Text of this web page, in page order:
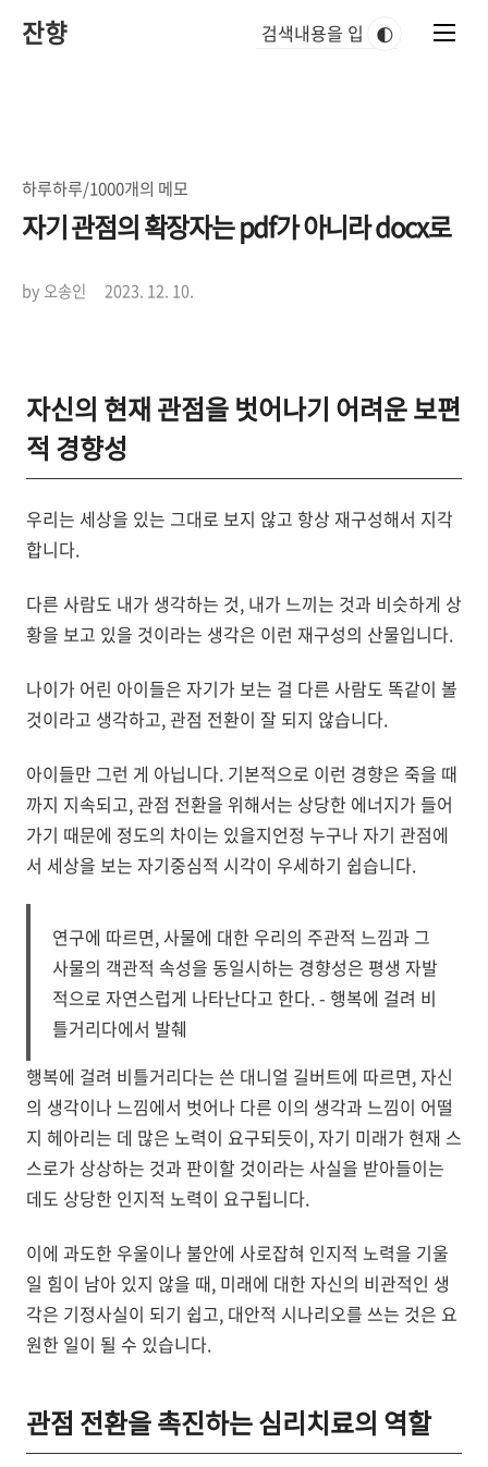
잔향 🌓
하루하루/1000개의 메모
자기 관점의 확장자는 pdf가 아니라 docx로
by 오송인 2023. 12. 10.
자신의 현재 관점을 벗어나기 어려운 보편
적 경향성
우리는 세상을 있는 그대로 보지 않고 항상 재구성해서 지각
합니다.
다른 사람도 내가 생각하는 것, 내가 느끼는 것과 비슷하게 상
황을 보고 있을 것이라는 생각은 이런 재구성의 산물입니다.
나이가 어린 아이들은 자기가 보는 걸 다른 사람도 똑같이 볼
것이라고 생각하고, 관점 전환이 잘 되지 않습니다.
아이들만 그런 게 아닙니다. 기본적으로 이런 경향은 죽을 때
까지 지속되고, 관점 전환을 위해서는 상당한 에너지가 들어
가기 때문에 정도의 차이는 있을지언정 누구나 자기 관점에
서 세상을 보는 자기중심적 시각이 우세하기 쉽습니다.
연구에 따르면, 사물에 대한 우리의 주관적 느낌과 그
사물의 객관적 속성을 동일시하는 경향성은 평생 자발
적으로 자연스럽게 나타난다고 한다. - 행복에 걸려 비
틀거리다에서 발췌
행복에 걸려 비틀거리다는 쓴 대니얼 길버트에 따르면, 자신
의 생각이나 느낌에서 벗어나 다른 이의 생각과 느낌이 어떨
지 헤아리는 데 많은 노력이 요구되듯이, 자기 미래가 현재 스
스로가 상상하는 것과 판이할 것이라는 사실을 받아들이는
데도 상당한 인지적 노력이 요구됩니다.
이에 과도한 우울이나 불안에 사로잡혀 인지적 노력을 기울
일 힘이 남아 있지 않을 때, 미래에 대한 자신의 비관적인 생
각은 기정사실이 되기 쉽고, 대안적 시나리오를 쓰는 것은 요
원한 일이 될 수 있습니다.
관점 전환을 촉진하는 심리치료의 역할